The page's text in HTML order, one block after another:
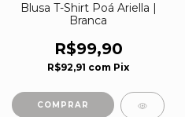
Blusa T-Shirt Poá Ariella |
Branca
R$99,90
R$92,91 com Pix
COMPRAR